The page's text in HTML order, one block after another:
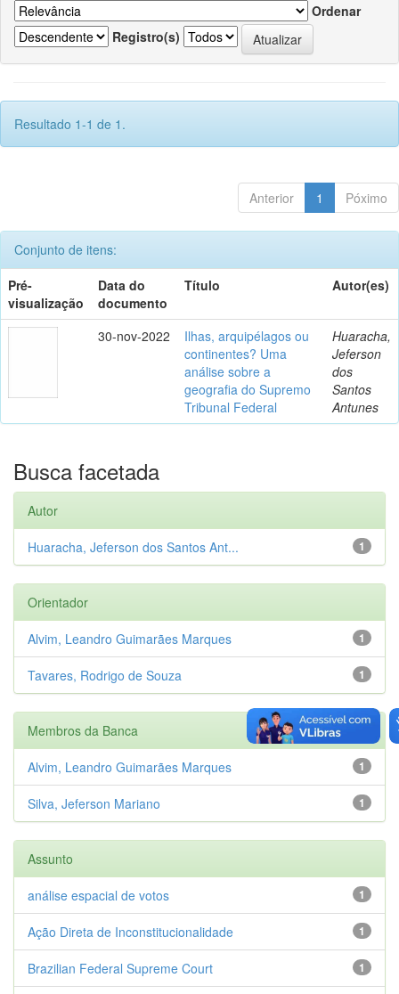
Ordenar
Registro(s)
Resultado 1-1 de 1.
Anterior 1 Póximo
Conjunto de itens:
Pré-
visualização
Data do
documento
Título Autor(es)
30-nov-2022
Ilhas, arquipélagos ou
continentes? Uma
análise sobre a
geografia do Supremo
Tribunal Federal
Huaracha,
Jeferson
dos
Santos
Antunes
Busca facetada
Autor
1
Huaracha, Jeferson dos Santos Ant...
Orientador
1
Alvim, Leandro Guimarães Marques
1
Tavares, Rodrigo de Souza
Membros da Banca
1
Alvim, Leandro Guimarães Marques
1
Silva, Jeferson Mariano
Assunto
1
análise espacial de votos
1
Ação Direta de Inconstitucionalidade
1
Brazilian Federal Supreme Court